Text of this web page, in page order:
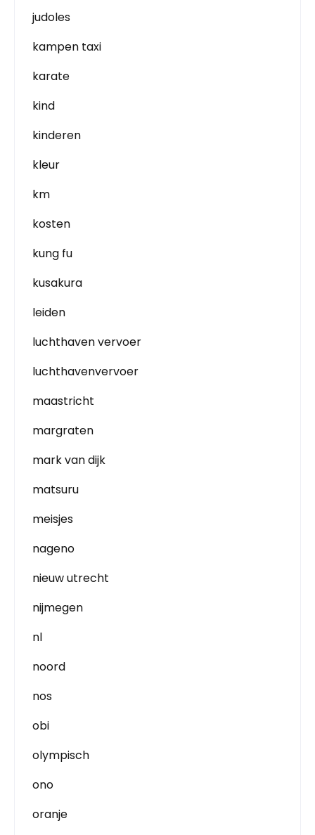
judoles
kampen taxi
karate
kind
kinderen
kleur
km
kosten
kung fu
kusakura
leiden
luchthaven vervoer
luchthavenvervoer
maastricht
margraten
mark van dijk
matsuru
meisjes
nageno
nieuw utrecht
nijmegen
nl
noord
nos
obi
olympisch
ono
oranje